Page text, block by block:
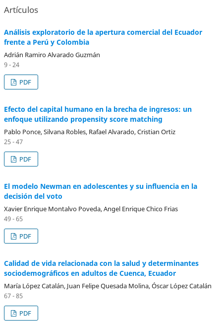
Artículos
Análisis exploratorio de la apertura comercial del Ecuador
frente a Perú y Colombia
Adrián Ramiro Alvarado Guzmán
9 - 24
PDF
Efecto del capital humano en la brecha de ingresos: un
enfoque utilizando propensity score matching
Pablo Ponce, Silvana Robles, Rafael Alvarado, Cristian Ortiz
25 - 47
PDF
El modelo Newman en adolescentes y su influencia en la
decisión del voto
Xavier Enrique Montalvo Poveda, Angel Enrique Chico Frias
49 - 65
PDF
Calidad de vida relacionada con la salud y determinantes
sociodemográficos en adultos de Cuenca, Ecuador
María López Catalán, Juan Felipe Quesada Molina, Óscar López Catalán
67 - 85
PDF